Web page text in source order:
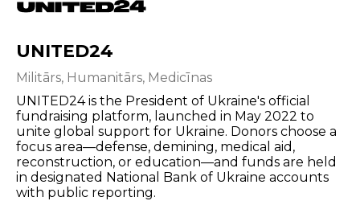
UNITED24
Militārs, Humanitārs, Medicīnas
UNITED24 is the President of Ukraine's official
fundraising platform, launched in May 2022 to
unite global support for Ukraine. Donors choose a
focus area—defense, demining, medical aid,
reconstruction, or education—and funds are held
in designated National Bank of Ukraine accounts
with public reporting.